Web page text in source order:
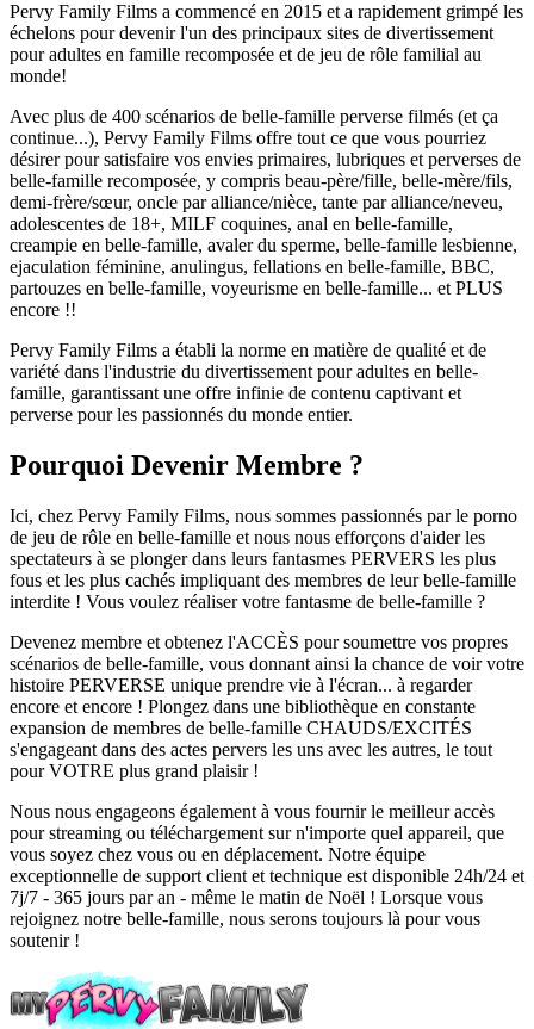
Pervy Family Films a commencé en 2015 et a rapidement grimpé les
échelons pour devenir l'un des principaux sites de divertissement
pour adultes en famille recomposée et de jeu de rôle familial au
monde!
Avec plus de 400 scénarios de belle-famille perverse filmés (et ça
continue...), Pervy Family Films offre tout ce que vous pourriez
désirer pour satisfaire vos envies primaires, lubriques et perverses de
belle-famille recomposée, y compris beau-père/fille, belle-mère/fils,
demi-frère/sœur, oncle par alliance/nièce, tante par alliance/neveu,
adolescentes de 18+, MILF coquines, anal en belle-famille,
creampie en belle-famille, avaler du sperme, belle-famille lesbienne,
ejaculation féminine, anulingus, fellations en belle-famille, BBC,
partouzes en belle-famille, voyeurisme en belle-famille... et PLUS
encore !!
Pervy Family Films a établi la norme en matière de qualité et de
variété dans l'industrie du divertissement pour adultes en belle-
famille, garantissant une offre infinie de contenu captivant et
perverse pour les passionnés du monde entier.
Pourquoi Devenir Membre ?
Ici, chez Pervy Family Films, nous sommes passionnés par le porno
de jeu de rôle en belle-famille et nous nous efforçons d'aider les
spectateurs à se plonger dans leurs fantasmes PERVERS les plus
fous et les plus cachés impliquant des membres de leur belle-famille
interdite ! Vous voulez réaliser votre fantasme de belle-famille ?
Devenez membre et obtenez l'ACCÈS pour soumettre vos propres
scénarios de belle-famille, vous donnant ainsi la chance de voir votre
histoire PERVERSE unique prendre vie à l'écran... à regarder
encore et encore ! Plongez dans une bibliothèque en constante
expansion de membres de belle-famille CHAUDS/EXCITÉS
s'engageant dans des actes pervers les uns avec les autres, le tout
pour VOTRE plus grand plaisir !
Nous nous engageons également à vous fournir le meilleur accès
pour streaming ou téléchargement sur n'importe quel appareil, que
vous soyez chez vous ou en déplacement. Notre équipe
exceptionnelle de support client et technique est disponible 24h/24 et
7j/7 - 365 jours par an - même le matin de Noël ! Lorsque vous
rejoignez notre belle-famille, nous serons toujours là pour vous
soutenir !